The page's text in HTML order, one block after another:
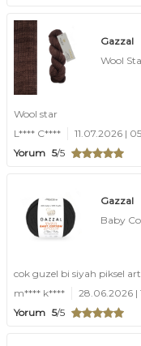
Gazzal
Wool
Wool star
L**** C****
11.07.2026 |
Yorum 5/5
Gazzal
Baby
cok guzel bi siyah piksel
m**** k****
28.06.2026 |
Yorum 5/5